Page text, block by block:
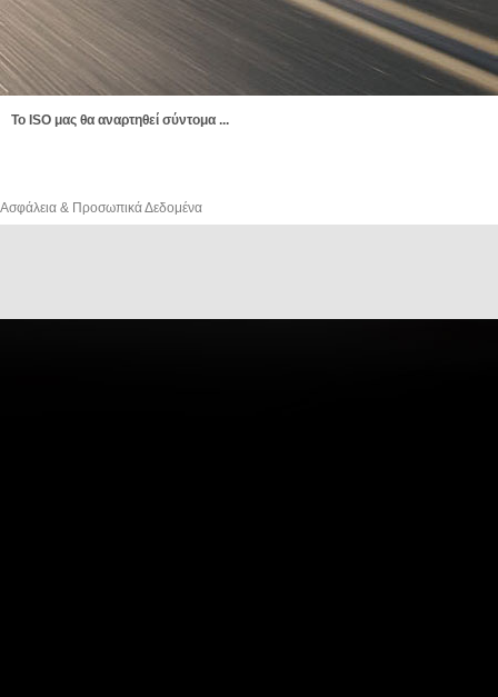
To ISO μας θα αναρτηθεί σύντομα ...
Ασφάλεια & Προσωπικά Δεδομένα